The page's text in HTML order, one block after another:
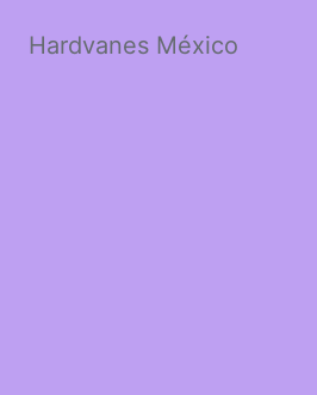
Hardvanes México